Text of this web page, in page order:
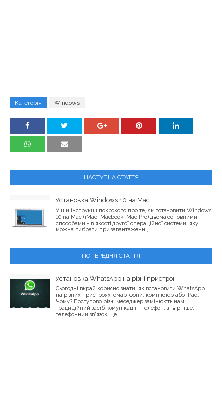
Категорія Windows
НАСТУПНА СТАТТЯ
Установка Windows 10 на Mac
У цій інструкції покроково про те, як встановити Windows
10 на Mac (iMac, Macbook, Mac Pro) двома основними
способами - в якості другої операційної системи, яку
можна вибрати при завантаженні,...
ПОПЕРЕДНЯ СТАТТЯ
Установка WhatsApp на різні пристрої
Сьогодні вкрай корисно знати, як встановити WhatsApp
на різних пристроях: смартфони, комп'ютер або iPad.
Чому? Поступово різні меседжер замінюють нам
традиційний засіб комунікації - телефон, а, вірніше,
телефонний зв'язок. Це...